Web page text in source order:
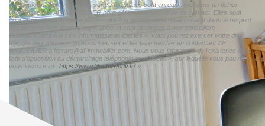
« Les informations recueillies sur ce formulaire sont enregistrées dans un fichier
informatisé par AF IMMOBILIER pour gérer votre demande de contact. Elles sont
conservées pour la durée nécessaire à la gestion de la relation client dans le respect
des prescriptions légales applicables et sont destinées à nos conseillers
Conformément à la loi « informatique et libertés », vous pouvez exercer votre droit
d'accès aux données vous concernant et les faire rectifier en contactant AF
IMMOBILIER a.ferraro@af-immobilier.com. Nous vous informons de l'existence de la
liste d'opposition au démarchage téléphonique « Bloctel », sur laquelle vous pouvez
vous inscrire ici : https://www.bloctel.gouv.fr/»